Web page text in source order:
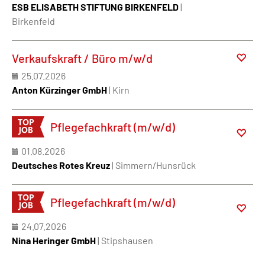
ESB ELISABETH STIFTUNG BIRKENFELD|
Birkenfeld
Verkaufskraft / Büro m/w/d
25.07.2026
Anton Kürzinger GmbH| Kirn
Pflegefachkraft (m/w/d)
01.08.2026
Deutsches Rotes Kreuz| Simmern/Hunsrück
Pflegefachkraft (m/w/d)
24.07.2026
Nina Heringer GmbH| Stipshausen